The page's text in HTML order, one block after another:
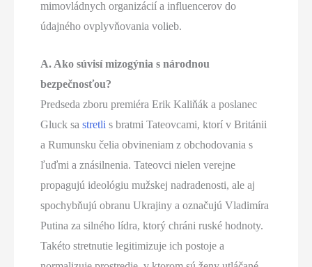
mimovládnych organizácií a influencerov do
údajného ovplyvňovania volieb.
A. Ako súvisí mizogýnia s národnou
bezpečnosťou?
Predseda zboru premiéra Erik Kaliňák a poslanec
Gluck sastretlis bratmi Tateovcami, ktorí v Británii
a Rumunsku čelia obvineniam z obchodovania s
ľuďmi a znásilnenia. Tateovci nielen verejne
propagujú ideológiu mužskej nadradenosti, ale aj
spochybňujú obranu Ukrajiny a označujú Vladimíra
Putina za silného lídra, ktorý chráni ruské hodnoty.
Takéto stretnutie legitimizuje ich postoje a